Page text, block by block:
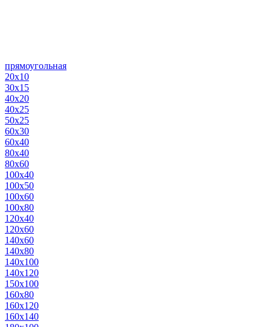
прямоугольная
20х10
30х15
40х20
40х25
50х25
60х30
60х40
80х40
80х60
100х40
100х50
100х60
100х80
120х40
120х60
140х60
140х80
140х100
140х120
150х100
160х80
160х120
160х140